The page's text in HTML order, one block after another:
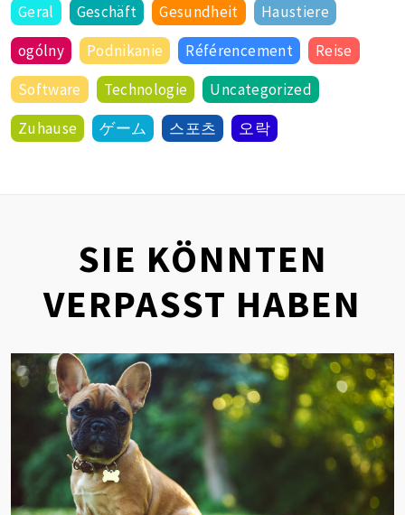
Geral
Geschäft Gesundheit
Haustiere
ogólny
Podnikanie Référencement
Reise
Software
Technologie
Uncategorized
Zuhause
ゲーム 스포츠 오락
SIE KÖNNTEN
VERPASST HABEN